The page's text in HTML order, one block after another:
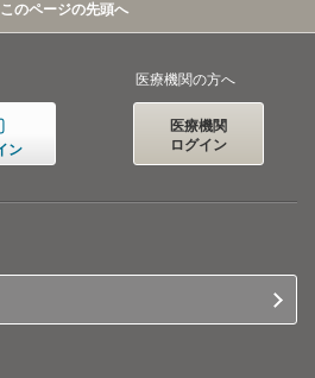
このページの先頭へ
ン
医療機関の方へ
医療機関
ログイン